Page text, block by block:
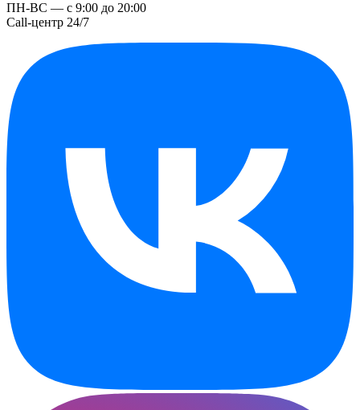
ПН-ВС — с 9:00 до 20:00
Call-центр 24/7